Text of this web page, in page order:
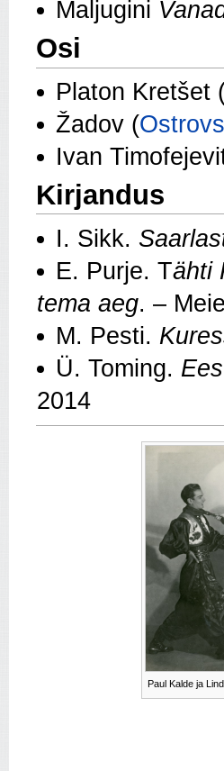
Maljugini
Osi
Platon Kretšet
Žadov (
Ivan
Kirjandus
I. Sikk.
E. Purje. Tähti
tema aeg. –
M. Pesti.
Ü. Toming.
2014
Paul Kalde ja